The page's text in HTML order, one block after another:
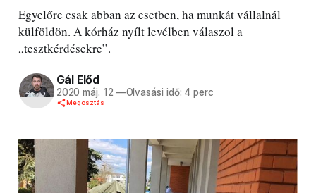
Egyelőre csak abban az esetben, ha munkát vállalnál
külföldön. A kórház nyílt levélben válaszol a
„tesztkérdésekre”.
Gál Előd
2020 máj. 12 —Olvasási idő: 4 perc
Megosztás